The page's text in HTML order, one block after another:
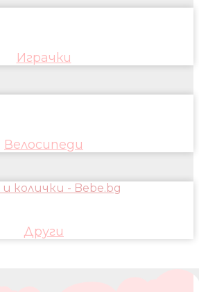
Играчки
Велосипеди
Други